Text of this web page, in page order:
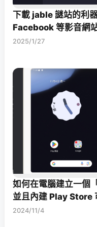
下載 jable 謎站的利
Facebook 等影音網
2025/1/27
如何在電腦建立一個
並且內建 Play Store
2024/11/4